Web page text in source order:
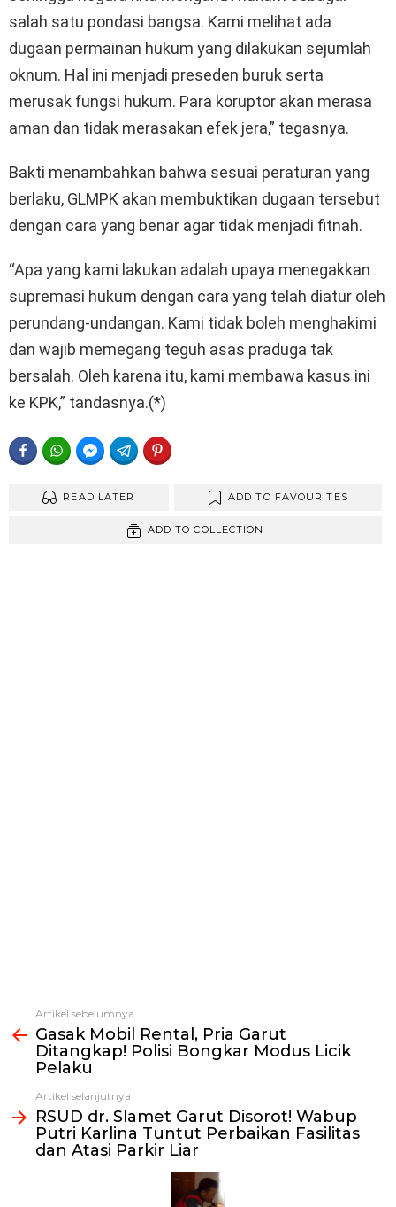
salah satu pondasi bangsa. Kami melihat ada
dugaan permainan hukum yang dilakukan sejumlah
oknum. Hal ini menjadi preseden buruk serta
merusak fungsi hukum. Para koruptor akan merasa
aman dan tidak merasakan efek jera,” tegasnya.
Bakti menambahkan bahwa sesuai peraturan yang
berlaku, GLMPK akan membuktikan dugaan tersebut
dengan cara yang benar agar tidak menjadi fitnah.
“Apa yang kami lakukan adalah upaya menegakkan
supremasi hukum dengan cara yang telah diatur oleh
perundang-undangan. Kami tidak boleh menghakimi
dan wajib memegang teguh asas praduga tak
bersalah. Oleh karena itu, kami membawa kasus ini
ke KPK,” tandasnya.(*)
FACEBOOKWHATSAPPFACEBOOK MESSENGER
TELEGRAM
READ LATER ADD TO FAVOURITES
ADD TO COLLECTION
Lihat
selengkapnya
Artikel sebelumnya
Gasak Mobil Rental, Pria Garut
Ditangkap! Polisi Bongkar Modus Licik
Pelaku
Artikel selanjutnya
RSUD dr. Slamet Garut Disorot! Wabup
Putri Karlina Tuntut Perbaikan Fasilitas
dan Atasi Parkir Liar